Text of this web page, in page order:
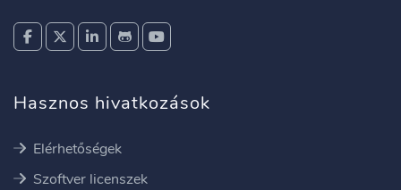
Hasznos hivatkozások
Elérhetőségek
Szoftver licenszek